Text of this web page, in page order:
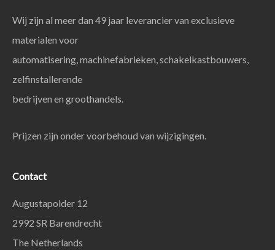
Wij zijn al meer dan 49 jaar leverancier van exclusieve
materialen voor
automatisering, machinefabrieken, schakelkastbouwers,
zelfinstallerende
bedrijven en groothandels.
Prijzen zijn onder voorbehoud van wijzigingen.
Contact
Augustapolder 12
2992 SR Barendrecht
The Netherlands